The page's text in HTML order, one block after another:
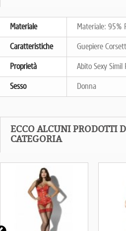
Materiale
Materiale: 95%
Caratteristiche
Guepiere
Proprietà
Abito Sexy Simil
Sesso
Donna
ECCO ALCUNI PRODOTTI
CATEGORIA